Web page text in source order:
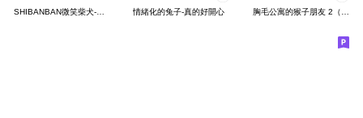
SHIBANBAN微笑柴犬-廢柴寶寶日常 情緒化的兔子-真的好開心 胸毛公寓的猴子朋友 2（有聲動態）